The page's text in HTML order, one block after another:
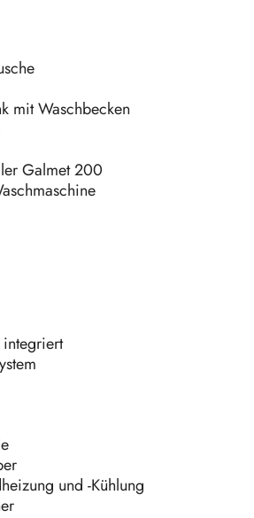
mit Waschbecken
Galmet 200
integriert
und -Kühlung